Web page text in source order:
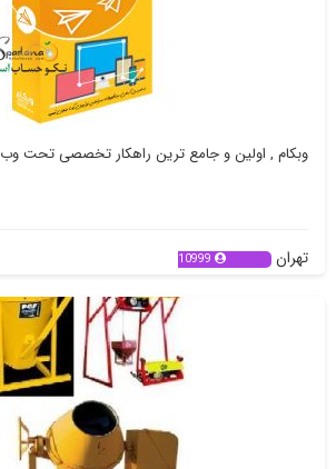
وبکام , اولین و جامع ترین راهکار تخصصی تحت وب
تهران 10999